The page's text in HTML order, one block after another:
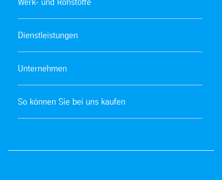
Dienstleistungen
Unternehmen
So können Sie bei uns kaufen